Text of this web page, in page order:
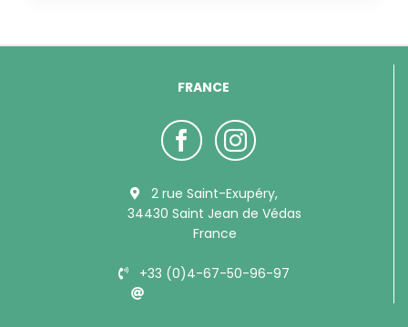
FRANCE
2 rue Saint-Exupéry,
34430 Saint Jean de Védas
France
+33 (0)4-67-50-96-97